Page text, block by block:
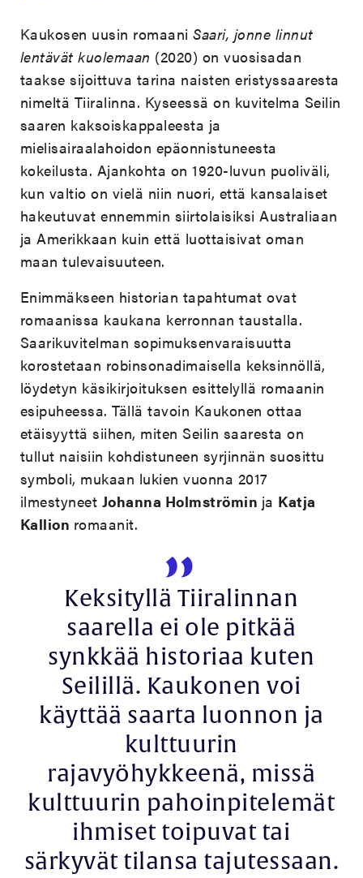
Kaukosen uusin romaaniSaari, jonne linnut
lentävät kuolemaan (2020) on vuosisadan
taakse sijoittuva tarina naisten eristyssaaresta
nimeltä Tiiralinna. Kyseessä on kuvitelma Seilin
saaren kaksoiskappaleesta ja
mielisairaalahoidon epäonnistuneesta
kokeilusta. Ajankohta on 1920-luvun puoliväli,
kun valtio on vielä niin nuori, että kansalaiset
hakeutuvat ennemmin siirtolaisiksi Australiaan
ja Amerikkaan kuin että luottaisivat oman
maan tulevaisuuteen.
Enimmäkseen historian tapahtumat ovat
romaanissa kaukana kerronnan taustalla.
Saarikuvitelman sopimuksenvaraisuutta
korostetaan robinsonadimaisella keksinnöllä,
löydetyn käsikirjoituksen esittelyllä romaanin
esipuheessa. Tällä tavoin Kaukonen ottaa
etäisyyttä siihen, miten Seilin saaresta on
tullut naisiin kohdistuneen syrjinnän suosittu
symboli, mukaan lukien vuonna 2017
ilmestyneet Johanna Holmströmin ja Katja
Kallion romaanit.
Keksityllä Tiiralinnan
saarella ei ole pitkää
synkkää historiaa kuten
Seilillä. Kaukonen voi
käyttää saarta luonnon ja
kulttuurin
rajavyöhykkeenä, missä
kulttuurin pahoinpitelemät
ihmiset toipuvat tai
särkyvät tilansa tajutessaan.